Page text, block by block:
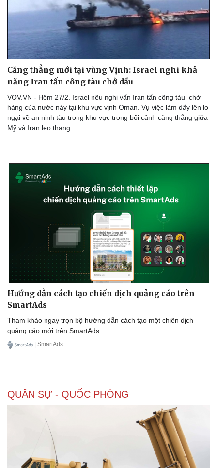
Căng thẳng mới tại vùng Vịnh: Israel nghi khả
năng Iran tấn công tàu chở dầu
VOV.VN - Hôm 27/2, Israel nêu nghi vấn Iran tấn công tàu chở
hàng của nước này tại khu vực vịnh Oman. Vụ việc làm dấy lên lo
ngại về an ninh tàu trong khu vực trong bối cảnh căng thẳng giữa
Mỹ và Iran leo thang.
Hướng dẫn cách tạo chiến dịch quảng cáo trên
SmartAds
Tham khảo ngay trọn bộ hướng dẫn cách tạo một chiến dịch
quảng cáo mới trên SmartAds.
| SmartAds
QUÂN SỰ - QUỐC PHÒNG